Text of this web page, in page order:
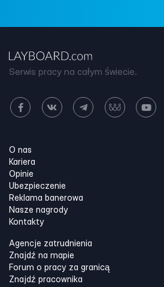
Serwis pracy na całym świecie.
O nas
Kariera
Opinie
Ubezpieczenie
Reklama banerowa
Nasze nagrody
Kontakty
Agencje zatrudnienia
Znajdź na mapie
Forum o pracy za granicą
Znajdź pracownika